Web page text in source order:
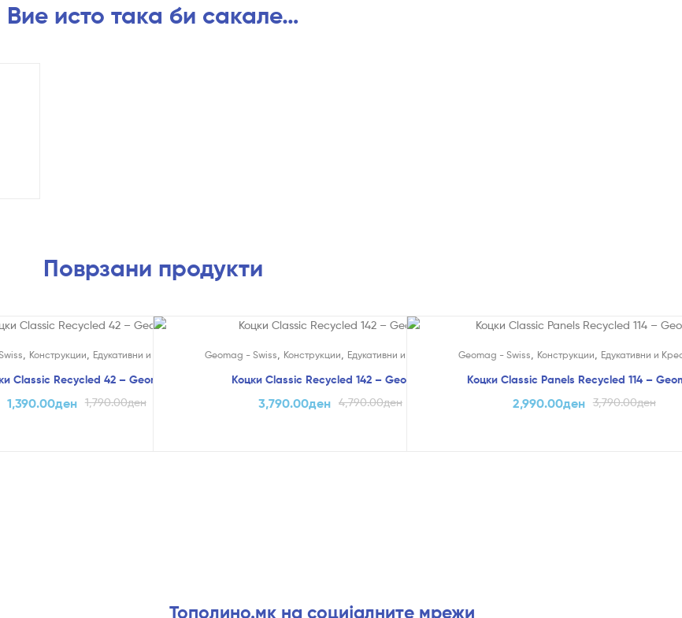
Вие исто така би сакале…
Поврзани продукти
Конструкции Едукативни и Креативни
Classic Recycled 42 – Geomag
1,790.00ден
1,390.00ден
Geomag - Swiss Конструкции Едукативни и Креативни
Коцки Classic Recycled 142 – Geomag
4,790.00ден
3,790.00ден
Geomag - Swiss Конструкции Едукативни и
Коцки Classic Panels Recycled 114 –
3,790.00ден
2,990.00ден
Тополино.мк на социјалните мрежи